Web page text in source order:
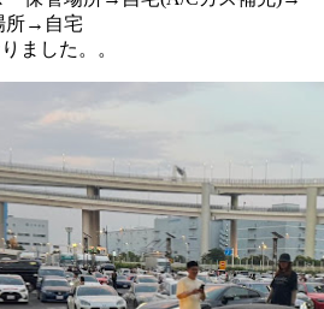
所→自宅
ました。。